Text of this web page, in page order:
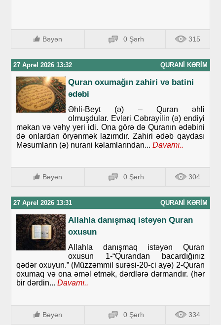
Bəyən 0 Şərh 315
27 Aprel 2026 13:32 QURANI KƏRIM
Quran oxumağın zahiri və batini
ədəbi
Əhli-Beyt (ə) – Quran əhli
olmuşdular. Evləri Cəbrayilin (ə) endiyi
məkan və vəhy yeri idi. Ona görə də Quranın ədəbini
də onlardan öryənmək lazımdır. Zahiri ədəb qaydası
Məsumların (ə) nurani kəlamlarından... Davamı..
Bəyən 0 Şərh 304
27 Aprel 2026 13:31 QURANI KƏRIM
Allahla danışmaq istəyən Quran
oxusun
Allahla danışmaq istəyən Quran
oxusun 1-“Qurandan bacardığınız
qədər oxuyun.” (Müzzəmmil surəsi-20-ci ayə) 2-Quran
oxumaq və ona əməl etmək, dərdlərə dərmandır. (hər
bir dərdin... Davamı..
Bəyən 0 Şərh 334